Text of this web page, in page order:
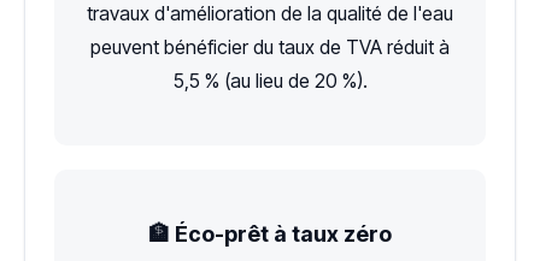
travaux d'amélioration de la qualité de l'eau
peuvent bénéficier du taux de TVA réduit à
5,5 % (au lieu de 20 %).
🏦 Éco-prêt à taux zéro